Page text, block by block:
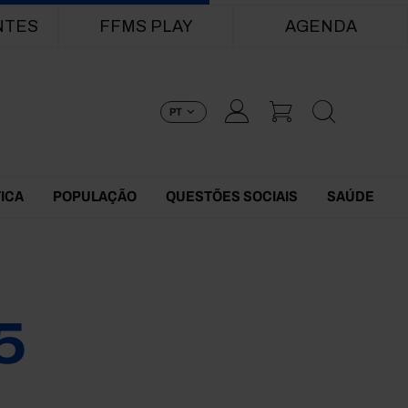
FFMS PLAY AGENDA
PT
POPULAÇÃO QUESTÕES SOCIAIS SAÚDE